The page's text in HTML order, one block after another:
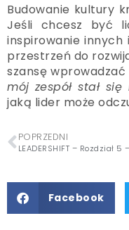
Budowanie kultury
Jeśli chcesz być
inspirowanie
przestrzeń do
szansę
mój zespół stał
jaką lider może
POPRZEDNI
Facebook